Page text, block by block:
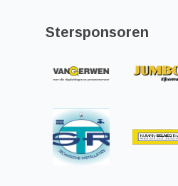
Stersponsoren